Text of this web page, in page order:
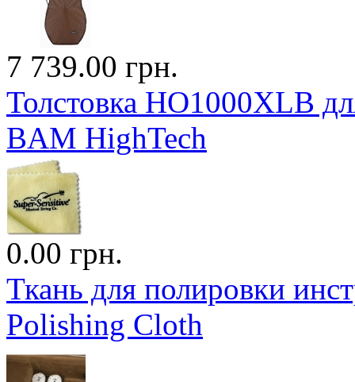
7 739.00 грн.
Толстовка HO1000XLB
BAM HighTech
0.00 грн.
Ткань для полировки
Polishing Cloth